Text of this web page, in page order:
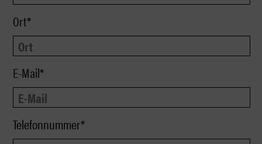
Ort*
E-Mail*
Telefonnummer*